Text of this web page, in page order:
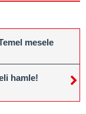
mesele
hamle!